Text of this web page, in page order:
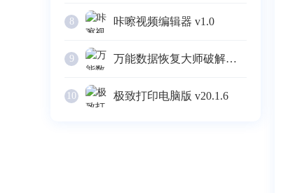
8 咔嚓视频编辑器 v1.0
9 万能数据恢复大师破解版 v6.3
10 极致打印电脑版 v20.1.6